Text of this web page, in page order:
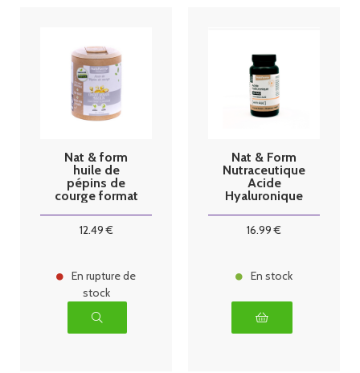
Nat & form
huile de
pépins de
courge format
12.49€
En rupture de
stock
Nat & Form
Nutraceutique
Acide
Hyaluronique
16.99 €
En stock